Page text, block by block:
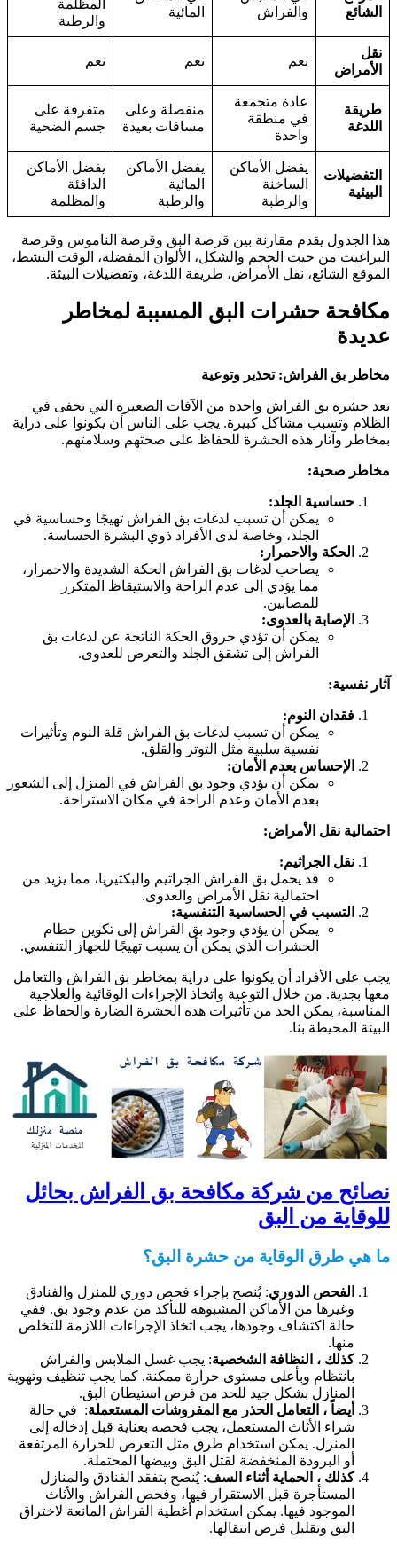
الشائع
والفراش
المائية
المظلمة
والرطبة
نقل
الأمراض
نعم نعم نعم
طريقة
اللدغة
عادة متجمعة
في منطقة
واحدة
منفصلة وعلى
مسافات بعيدة
متفرقة على
جسم الضحية
التفضيلات
البيئية
يفضل الأماكن
الساخنة
والرطبة
يفضل الأماكن
المائية
والرطبة
يفضل الأماكن
الدافئة
والمظلمة
الجدول يقدم مقارنة بين قرصة البق وقرصة الناموس وقرصة
من حيث الحجم والشكل، الألوان المفضلة، الوقت النشط،
الشائع، نقل الأمراض، طريقة اللدغة، وتفضيلات البيئة.
حشرات البق المسببة لمخاطر
بق الفراش: تحذير وتوعية
حشرة بق الفراش واحدة من الآفات الصغيرة التي تخفى في
وتسبب مشاكل كبيرة. يجب على الناس أن يكونوا على دراية
وآثار هذه الحشرة للحفاظ على صحتهم وسلامتهم.
صحية:
حساسية الجلد:
يمكن أن تسبب لدغات بق الفراش تهيجًا وحساسية في
الجلد، وخاصة لدى الأفراد ذوي البشرة الحساسة.
الحكة والاحمرار:
يصاحب لدغات بق الفراش الحكة الشديدة والاحمرار،
مما يؤدي إلى عدم الراحة والاستيقاظ المتكرر
للمصابين.
الإصابة بالعدوى:
يمكن أن تؤدي حروق الحكة الناتجة عن لدغات بق
الفراش إلى تشقق الجلد والتعرض للعدوى.
نفسية:
فقدان النوم:
يمكن أن تسبب لدغات بق الفراش قلة النوم وتأثيرات
نفسية سلبية مثل التوتر والقلق.
الإحساس بعدم الأمان:
يمكن أن يؤدي وجود بق الفراش في المنزل إلى الشعور
بعدم الأمان وعدم الراحة في مكان الاستراحة.
نقل الأمراض:
نقل الجراثيم:
قد يحمل بق الفراش الجراثيم والبكتيريا، مما يزيد من
احتمالية نقل الأمراض والعدوى.
التسبب في الحساسية التنفسية:
يمكن أن يؤدي وجود بق الفراش إلى تكوين حطام
الحشرات الذي يمكن أن يسبب تهيجًا للجهاز التنفسي.
على الأفراد أن يكونوا على دراية بمخاطر بق الفراش والتعامل
بجدية. من خلال التوعية واتخاذ الإجراءات الوقائية والعلاجية
يمكن الحد من تأثيرات هذه الحشرة الضارة والحفاظ على
المحيطة بنا.
من شركة مكافحة بق الفراش بحائل
من البق
هي طرق الوقاية من حشرة البق؟
الفحص الدوري: يُنصح بإجراء فحص دوري للمنزل والفنادق
وغيرها من الأماكن المشبوهة للتأكد من عدم وجود بق. ففي
حالة اكتشاف وجودها، يجب اتخاذ الإجراءات اللازمة للتخلص
منها.
كذلك ، النظافة الشخصية: يجب غسل الملابس والفراش
بانتظام وبأعلى مستوى حرارة ممكنة. كما يجب تنظيف وتهوية
المنازل بشكل جيد للحد من فرص استيطان البق.
أيضاً ، التعامل الحذر مع المفروشات المستعملة: في حالة
شراء الأثاث المستعمل، يجب فحصه بعناية قبل إدخاله إلى
المنزل. يمكن استخدام طرق مثل التعرض للحرارة المرتفعة
أو البرودة المنخفضة لقتل البق وبيضها المحتملة.
كذلك ، الحماية أثناء السف: يُنصح بتفقد الفنادق والمنازل
المستأجرة قبل الاستقرار فيها، وفحص الفراش والأثاث
الموجود فيها. يمكن استخدام أغطية الفراش المانعة لاختراق
البق وتقليل فرص انتقالها.